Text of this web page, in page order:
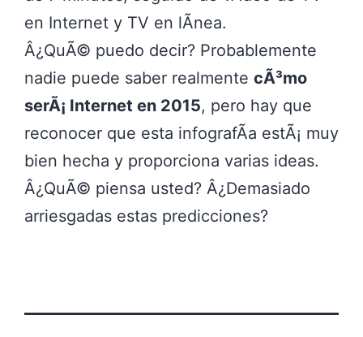
en Internet y TV en lÃ­nea.
Â¿QuÃ© puedo decir? Probablemente
nadie puede saber realmente cÃ³mo
serÃ¡ Internet en 2015, pero hay que
reconocer que esta infografÃ­a estÃ¡ muy
bien hecha y proporciona varias ideas.
Â¿QuÃ© piensa usted? Â¿Demasiado
arriesgadas estas predicciones?